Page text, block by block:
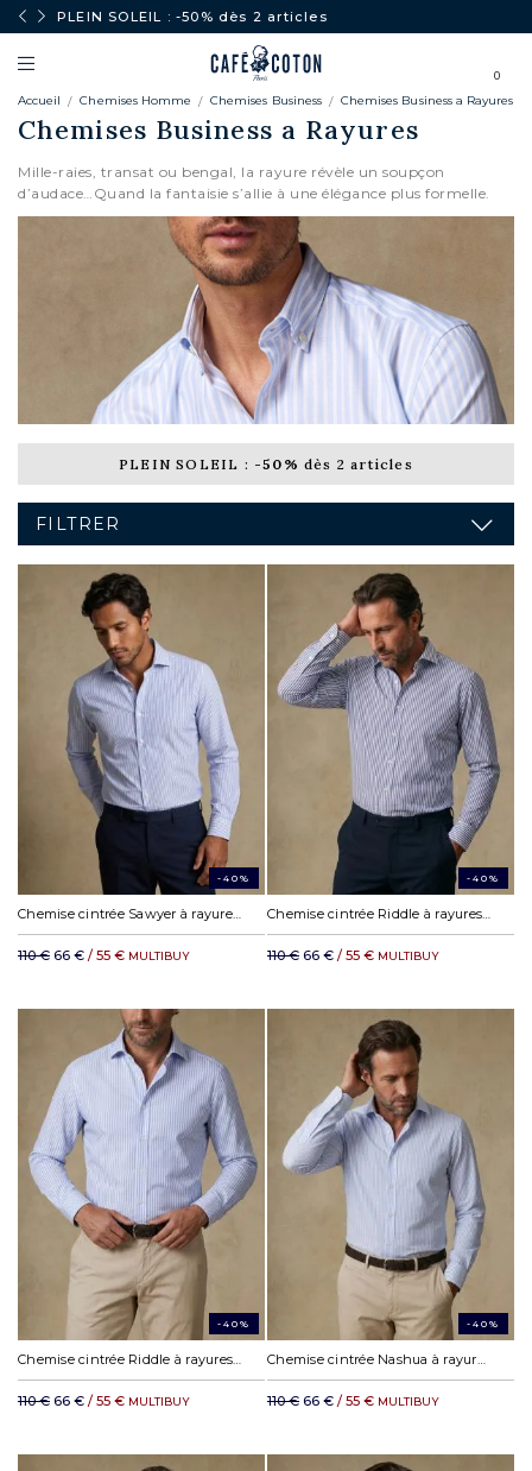
PLEIN SOLEIL : -50% dès 2 articles
0
Accueil Chemises Homme Chemises Business Chemises Business a Rayures
Chemises Business a Rayures
Mille-raies, transat ou bengal, la rayure révèle un soupçon
d’audace…Quand la fantaisie s’allie à une élégance plus formelle.
PLEIN SOLEIL : -50% dès 2 articles
FILTRER
-40%
Chemise cintrée Sawyer à rayures ciel
110 € 66 € / 55 € MULTIBUY
-40%
Chemise cintrée Riddle à rayures marine
110 € 66 € / 55 € MULTIBUY
-40%
110 € 66 € / 55 € MULTIBUY
-40%
110 € 66 € / 55 € MULTIBUY